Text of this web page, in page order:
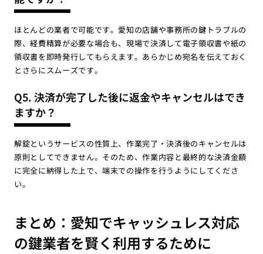
ほとんどの業者で可能です。愛知の店舗や事務所の鍵トラブルの
際、経費精算が必要な場合も、現場で決済して電子領収書や紙の
領収書を即時発行してもらえます。あらかじめ宛名を伝えておく
とさらにスムーズです。
Q5. 決済が完了した後に返金やキャンセルはでき
ますか？
解錠というサービスの性質上、作業完了・決済後のキャンセルは
原則としてできません。そのため、作業内容と最終的な決済金額
に完全に納得した上で、端末での操作を行うようにしてくださ
い。
まとめ：愛知でキャッシュレス対応
の鍵業者を賢く利用するために